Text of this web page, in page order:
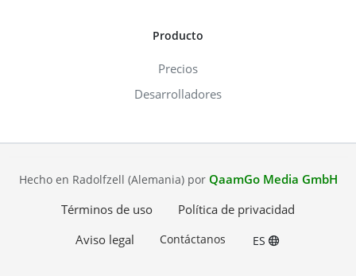
Producto
Precios
Desarrolladores
Hecho en Radolfzell (Alemania) por QaamGo Media GmbH
Términos de uso
Política de privacidad
Aviso legal
Contáctanos ES